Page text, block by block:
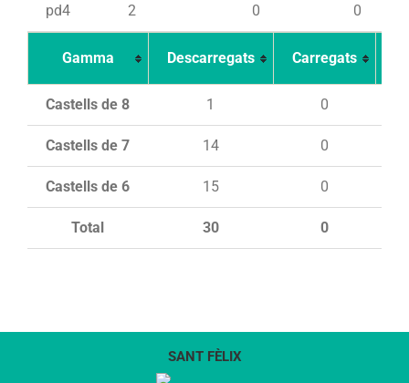
pd4 2 0 0
Gamma Descarregats Carregats
Total 30 0
Castells de 8 1 0
Castells de 7 14 0
Castells de 6 15 0
SANT FÈLIX